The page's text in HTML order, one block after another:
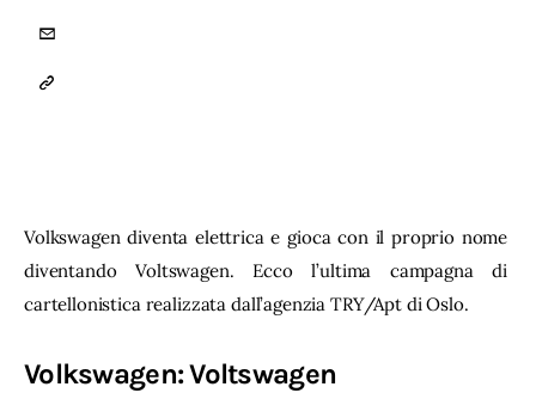
EMAIL
COPY
Volkswagen diventa elettrica e gioca con il proprio nome
diventando Voltswagen. Ecco l’ultima campagna di
cartellonistica realizzata dall’agenzia TRY/Apt di Oslo.
Volkswagen: Voltswagen